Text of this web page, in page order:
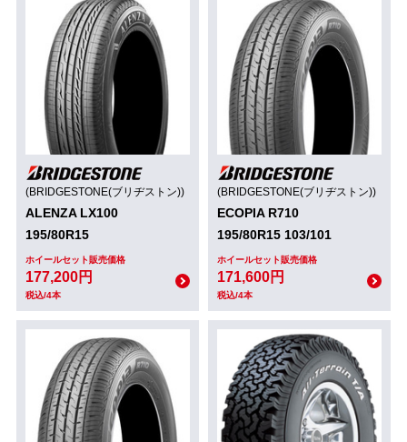
(BRIDGESTONE(ブリヂストン))
ALENZA LX100
195/80R15
ホイールセット販売価格
177,200円
税込/4本
(BRIDGESTONE(ブリヂストン))
ECOPIA R710
195/80R15 103/101
ホイールセット販売価格
171,600円
税込/4本